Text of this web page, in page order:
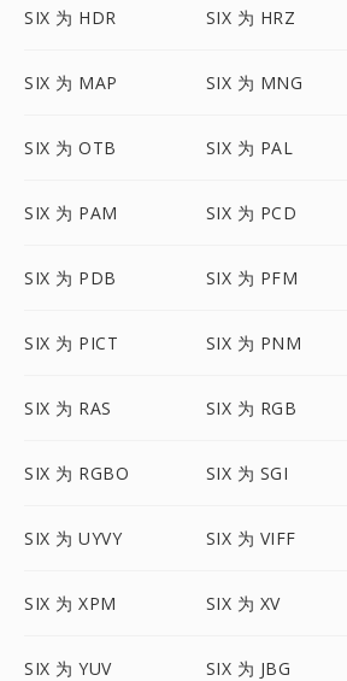
SIX 为 HDR SIX 为 HRZ
SIX 为 MAP SIX 为 MNG
SIX 为 OTB SIX 为 PAL
SIX 为 PAM SIX 为 PCD
SIX 为 PDB SIX 为 PFM
SIX 为 PICT SIX 为 PNM
SIX 为 RAS SIX 为 RGB
SIX 为 RGBO SIX 为 SGI
SIX 为 UYVY SIX 为 VIFF
SIX 为 XPM SIX 为 XV
SIX 为 YUV SIX 为 JBG